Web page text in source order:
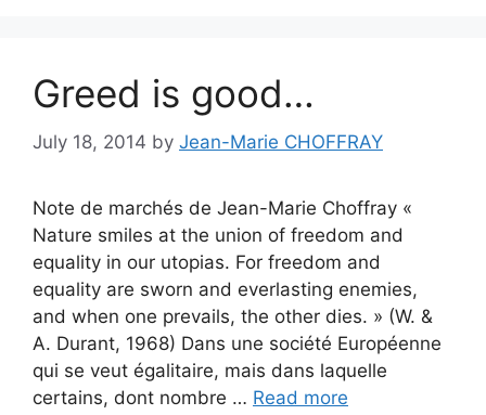
Greed is good…
July 18, 2014 by Jean-Marie CHOFFRAY
Note de marchés de Jean-Marie Choffray «
Nature smiles at the union of freedom and
equality in our utopias. For freedom and
equality are sworn and everlasting enemies,
and when one prevails, the other dies. » (W. &
A. Durant, 1968) Dans une société Européenne
qui se veut égalitaire, mais dans laquelle
certains, dont nombre … Read more